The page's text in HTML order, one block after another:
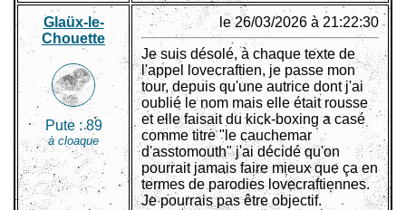
Glaüx-le-
Chouette
Pute :89
à cloaque
le 26/03/2026 à 21:22:30
Je suis désolé, à chaque texte de
l'appel lovecraftien, je passe mon
tour, depuis qu'une autrice dont j'ai
oublié le nom mais elle était rousse
et elle faisait du kick-boxing a casé
comme titre "le cauchemar
d'asstomouth" j'ai décidé qu'on
pourrait jamais faire mieux que ça en
termes de parodies lovecraftiennes.
Je pourrais pas être objectif.